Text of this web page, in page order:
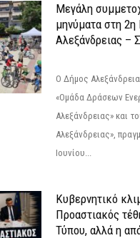
Μεγάλη
μηνύματα στη
Αλεξάνδρειας –
Ο Δήμος
«Ομάδα Δράσεων
Αλεξάνδρειας» και
Αλεξάνδρειας»,
Ιουνίου...
Κυβερνητικό
Προαστιακός
Τύπου, αλλά η